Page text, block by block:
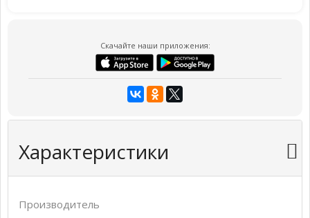
Скачайте наши приложения:
Характеристики
Производитель